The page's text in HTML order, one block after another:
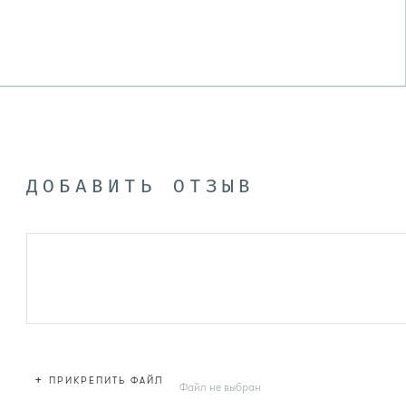
ДОБАВИТЬ ОТЗЫВ
+ ПРИКРЕПИТЬ ФАЙЛ Файл не выбран